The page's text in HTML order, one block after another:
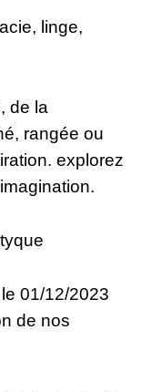
linge,
de la
rangée ou
explorez
01/12/2023
de nos